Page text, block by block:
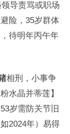
导责骂或职场
险，35岁群体
待明年丙午年
相刑，小事争
水晶并蒂莲】
岁需防关节旧
2024年）易得